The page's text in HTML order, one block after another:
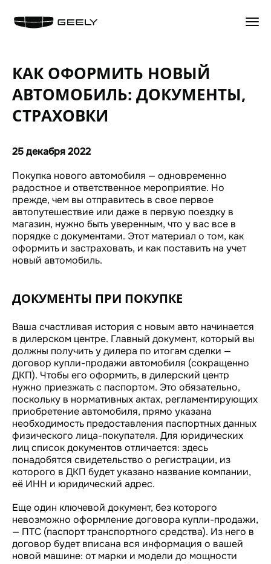
НОВЫЙ COOLRAY
CITYRAY
ATLAS
MONJARO
PREFACE
ТЕСТ-ДРАЙВ
СПЕЦПРЕДЛОЖЕНИЯ
ТРЕЙД-ИН
ЗАРЯДНЫЕ УСТРОЙСТВА
НАЙТИ ДИЛЕРА
ПОЛУЧИТЬ ПРЕДЛОЖЕНИЕ
ВОПРОС-ОТВЕТ
АВТОКРЕДИТ
GEELY СТРАХОВАНИЕ
РАСЧЕТ КАСКО
GEELY ЛИЗИНГ
КОРПОРАТИВНЫМ КЛИЕНТАМ
ЗАПИСАТЬСЯ НА СЕРВИС
КАЛЬКУЛЯТОР ТО
ОБСЛУЖИВАНИЕ И РЕМОНТ
СПЕЦПРЕДЛОЖЕНИЯ
АКСЕССУАРЫ
МАСЛА И ТЕХ. ЖИДКОСТИ
ГАРАНТИЯ
ПОМОЩЬ НА ДОРОГАХ
КЛИЕНТСКАЯ ПОДДЕРЖКА
GEELY БОКС
GEELY ЛИНК
БРЕНД GEELY
ИННОВАЦИИ
ДИЗАЙН
ДИСТРИБЬЮТОР
СТАТЬ ДИЛЕРОМ
КОНТАКТЫ
КАРЬЕРА В GEELY
СОЦИАЛЬНЫЕ СЕТИ
ПРЯМЫЕ ТРАНСЛЯЦИИ
НОВОСТИ
БЛОГ
КАК ОФОРМИТЬ НОВЫЙ
АВТОМОБИЛЬ: ДОКУМЕНТЫ,
СТРАХОВКИ
25 декабря 2022
Покупка нового автомобиля — одновременно
радостное и ответственное мероприятие. Но
прежде, чем вы отправитесь в свое первое
автопутешествие или даже в первую поездку в
магазин, нужно быть уверенным, что у вас все в
порядке с документами. Этот материал о том, как
оформить и застраховать, и как поставить на учет
новый автомобиль.
ДОКУМЕНТЫ ПРИ ПОКУПКЕ
Ваша счастливая история с новым авто начинается
в дилерском центре. Главный документ, который вы
должны получить у дилера по итогам сделки —
договор купли-продажи автомобиля (сокращенно
ДКП). Чтобы его оформить, в дилерский центр
нужно приезжать с паспортом. Это обязательно,
поскольку в нормативных актах, регламентирующих
приобретение автомобиля, прямо указана
необходимость предоставления паспортных данных
физического лица-покупателя. Для юридических
лиц список документов отличается: здесь
понадобятся свидетельство о регистрации, из
которого в ДКП будет указано название компании,
её ИНН и юридический адрес.
Еще один ключевой документ, без которого
невозможно оформление договора купли-продажи,
— ПТС (паспорт транспортного средства). Из него в
договор будет вписана вся информация о вашей
новой машине: от марки и модели до мощности